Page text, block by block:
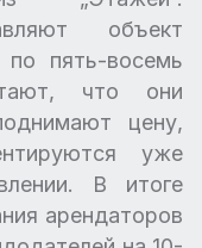
объект
пять-восемь
что они
цену,
уже
В итоге
арендаторов